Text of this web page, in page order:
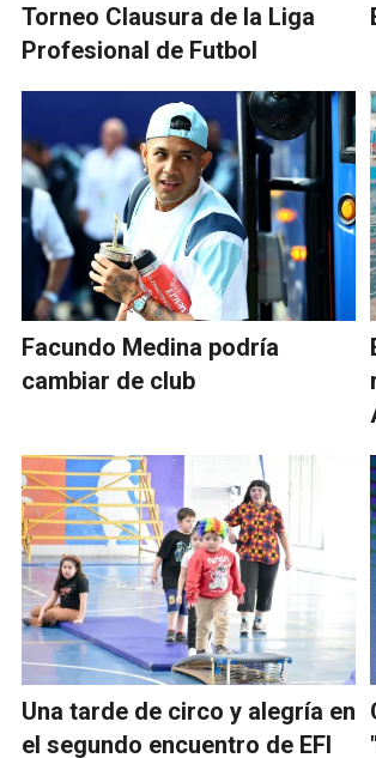
Torneo Clausura de la Liga
Profesional de Futbol
Facundo Medina podría
cambiar de club
Una tarde de circo y alegría en
el segundo encuentro de EFI